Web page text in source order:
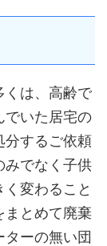
くは、高齢で
でいた居宅の
分するご依頼
みでなく子供
変わること
まとめて廃棄
ーの無い団